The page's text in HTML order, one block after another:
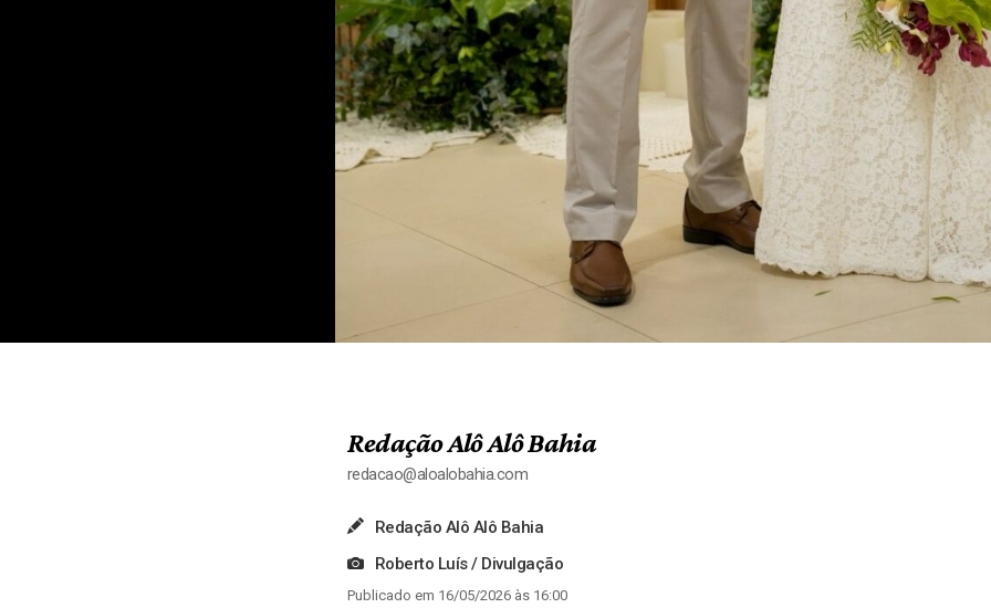
Redação Alô Alô Bahia
redacao@aloalobahia.com
Redação Alô Alô Bahia
Roberto Luís / Divulgação
Publicado em 16/05/2026 às 16:00